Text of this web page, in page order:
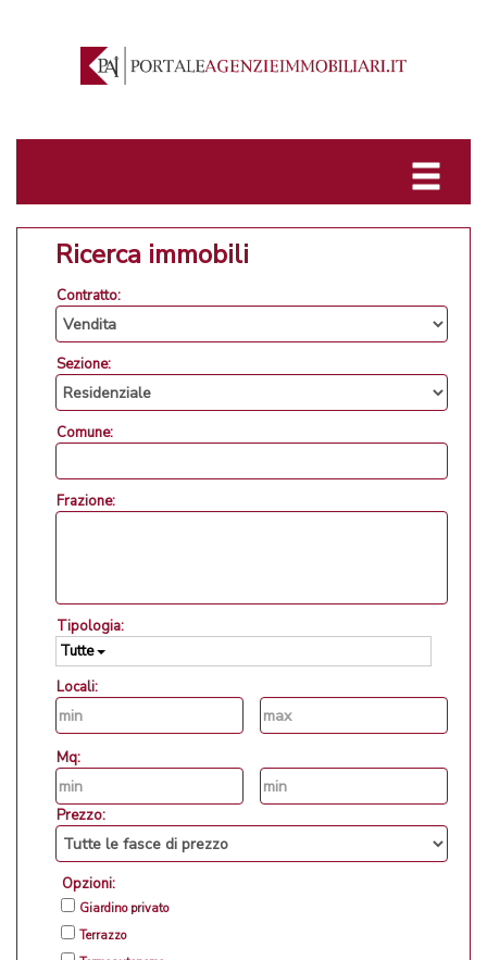
Ricerca immobili
Contratto:
Sezione:
Comune:
Frazione:
Tipologia:
Tutte
Locali:
Mq:
Prezzo:
Opzioni:
Giardino privato
Terrazzo